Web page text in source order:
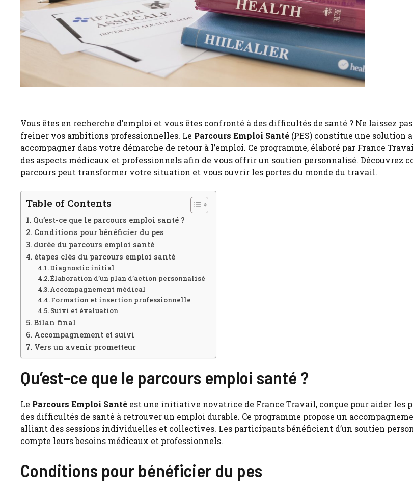
Vous êtes en recherche d’emploi et vous êtes confronté à des difficultés de santé ? Ne laissez
freiner vos ambitions professionnelles. Le Parcours Emploi Santé (PES) constitue une solution
accompagner dans votre démarche de retour à l’emploi. Ce programme, élaboré par France
des aspects médicaux et professionnels afin de vous offrir un soutien personnalisé. Découvrez
parcours peut transformer votre situation et vous ouvrir les portes du monde du travail.
Table of Contents
Qu’est-ce que le parcours emploi santé ?
Conditions pour bénéficier du pes
durée du parcours emploi santé
étapes clés du parcours emploi santé
Diagnostic initial
Élaboration d’un plan d’action personnalisé
Accompagnement médical
Formation et insertion professionnelle
Suivi et évaluation
Bilan final
Accompagnement et suivi
Vers un avenir prometteur
Qu’est-ce que le parcours emploi santé ?
Le Parcours Emploi Santé est une initiative novatrice de France Travail, conçue pour aider les
des difficultés de santé à retrouver un emploi durable. Ce programme propose un
alliant des sessions individuelles et collectives. Les participants bénéficient d’un soutien
compte leurs besoins médicaux et professionnels.
Conditions pour bénéficier du pes